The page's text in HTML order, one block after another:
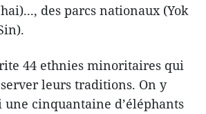
des parcs nationaux (Yok
44 ethnies minoritaires qui
leurs traditions. On y
une cinquantaine d’éléphants